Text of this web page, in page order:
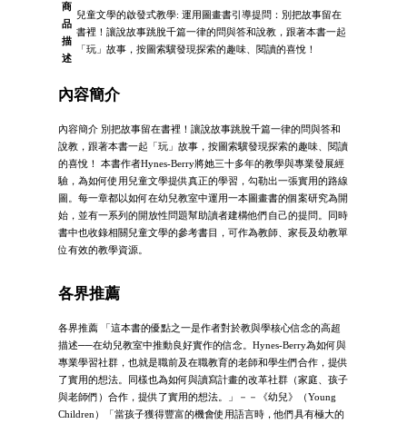
商
品
描
述
兒童文學的啟發式教學: 運用圖畫書引導提問：別把故事留在
書裡！讓說故事跳脫千篇一律的問與答和說教，跟著本書一起
「玩」故事，按圖索驥發現探索的趣味、閱讀的喜悅！
內容簡介
內容簡介 別把故事留在書裡！讓說故事跳脫千篇一律的問與答和
說教，跟著本書一起「玩」故事，按圖索驥發現探索的趣味、閱讀
的喜悅！ 本書作者Hynes-Berry將她三十多年的教學與專業發展經
驗，為如何使用兒童文學提供真正的學習，勾勒出一張實用的路線
圖。每一章都以如何在幼兒教室中運用一本圖畫書的個案研究為開
始，並有一系列的開放性問題幫助讀者建構他們自己的提問。同時
書中也收錄相關兒童文學的參考書目，可作為教師、家長及幼教單
位有效的教學資源。
各界推薦
各界推薦 「這本書的優點之一是作者對於教與學核心信念的高超
描述──在幼兒教室中推動良好實作的信念。Hynes-Berry為如何與
專業學習社群，也就是職前及在職教育的老師和學生們合作，提供
了實用的想法。同樣也為如何與讀寫計畫的改革社群（家庭、孩子
與老師們）合作，提供了實用的想法。」－－《幼兒》（Young
Children）「當孩子獲得豐富的機會使用語言時，他們具有極大的